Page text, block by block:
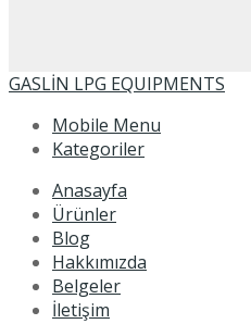
GASLİN LPG EQUIPMENTS
Mobile Menu
Kategoriler
Anasayfa
Ürünler
Blog
Hakkımızda
Belgeler
İletişim